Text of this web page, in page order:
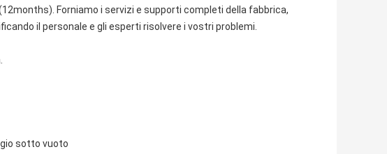
Forniamo i servizi e supporti completi della fabbrica,
il personale e gli esperti risolvere i vostri problemi.
sotto vuoto